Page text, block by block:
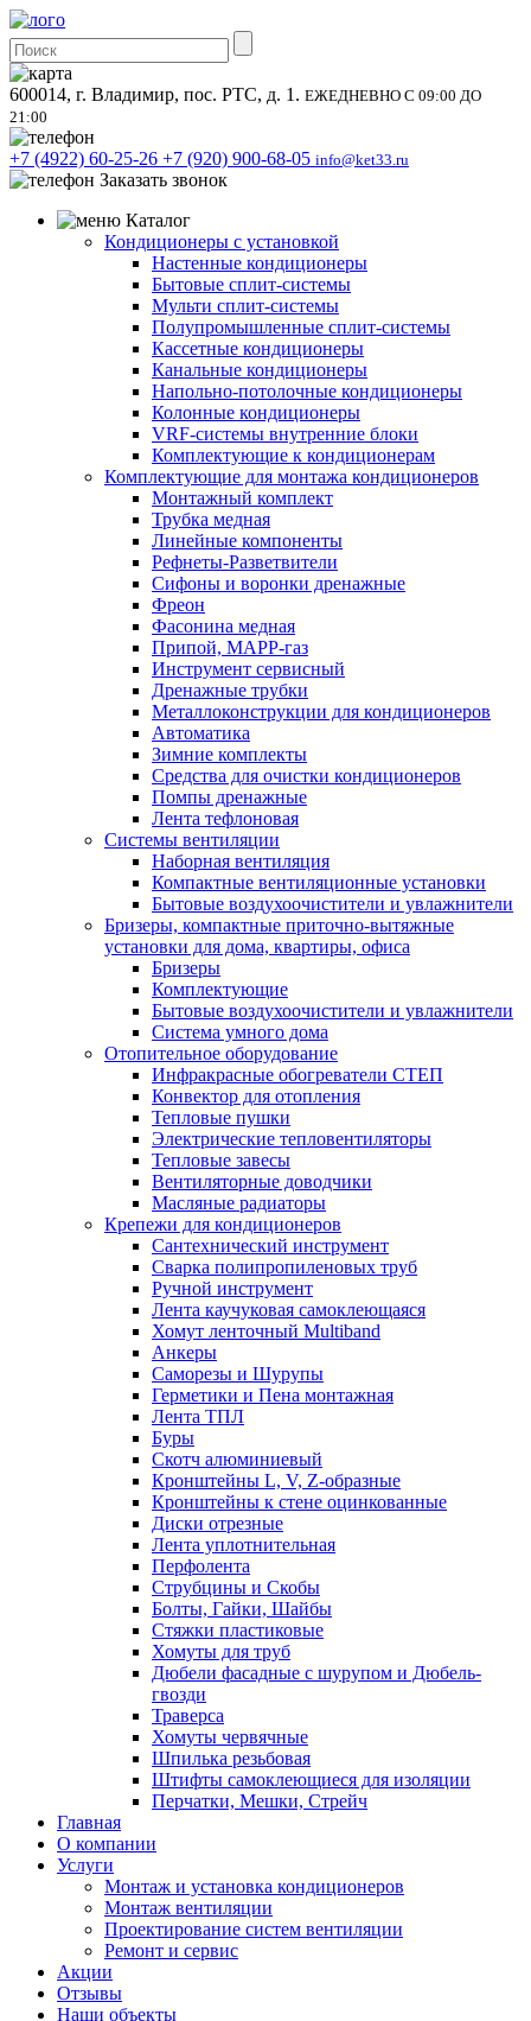
600014, г. Владимир, пос. РТС, д. 1. ЕЖЕДНЕВНО С 09:00 ДО
21:00
+7 (4922) 60-25-26 +7 (920) 900-68-05 info@ket33.ru
Заказать звонок
Каталог
Кондиционеры с установкой
Настенные кондиционеры
Бытовые сплит-системы
Мульти сплит-системы
Полупромышленные сплит-системы
Кассетные кондиционеры
Канальные кондиционеры
Напольно-потолочные кондиционеры
Колонные кондиционеры
VRF-системы внутренние блоки
Комплектующие к кондиционерам
Комплектующие для монтажа кондиционеров
Монтажный комплект
Трубка медная
Линейные компоненты
Рефнеты-Разветвители
Сифоны и воронки дренажные
Фреон
Фасонина медная
Припой, МАРР-газ
Инструмент сервисный
Дренажные трубки
Металлоконструкции для кондиционеров
Автоматика
Зимние комплекты
Средства для очистки кондиционеров
Помпы дренажные
Лента тефлоновая
Системы вентиляции
Наборная вентиляция
Компактные вентиляционные установки
Бытовые воздухоочистители и увлажнители
Бризеры, компактные приточно-вытяжные
установки для дома, квартиры, офиса
Бризеры
Комплектующие
Бытовые воздухоочистители и увлажнители
Система умного дома
Отопительное оборудование
Инфракрасные обогреватели СТЕП
Конвектор для отопления
Тепловые пушки
Электрические тепловентиляторы
Тепловые завесы
Вентиляторные доводчики
Масляные радиаторы
Крепежи для кондиционеров
Сантехнический инструмент
Сварка полипропиленовых труб
Ручной инструмент
Лента каучуковая самоклеющаяся
Хомут ленточный Multiband
Анкеры
Саморезы и Шурупы
Герметики и Пена монтажная
Лента ТПЛ
Буры
Скотч алюминиевый
Кронштейны L, V, Z-образные
Кронштейны к стене оцинкованные
Диски отрезные
Лента уплотнительная
Перфолента
Струбцины и Скобы
Болты, Гайки, Шайбы
Стяжки пластиковые
Хомуты для труб
Дюбели фасадные с шурупом и Дюбель-
гвозди
Траверса
Хомуты червячные
Шпилька резьбовая
Штифты самоклеющиеся для изоляции
Перчатки, Мешки, Стрейч
Главная
О компании
Услуги
Монтаж и установка кондиционеров
Монтаж вентиляции
Проектирование систем вентиляции
Ремонт и сервис
Акции
Отзывы
Наши объекты